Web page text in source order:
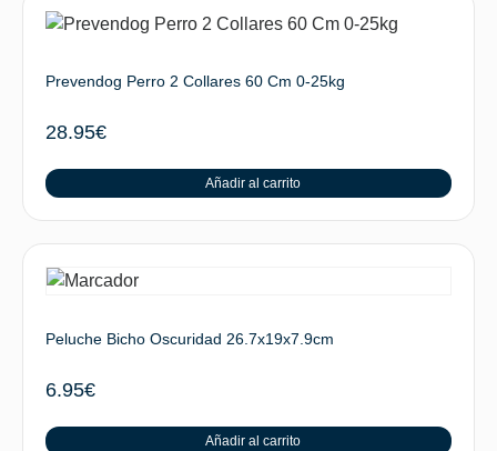
Prevendog Perro 2 Collares 60 Cm 0-25kg
28.95€
Añadir al carrito
Peluche Bicho Oscuridad 26.7x19x7.9cm
6.95€
Añadir al carrito